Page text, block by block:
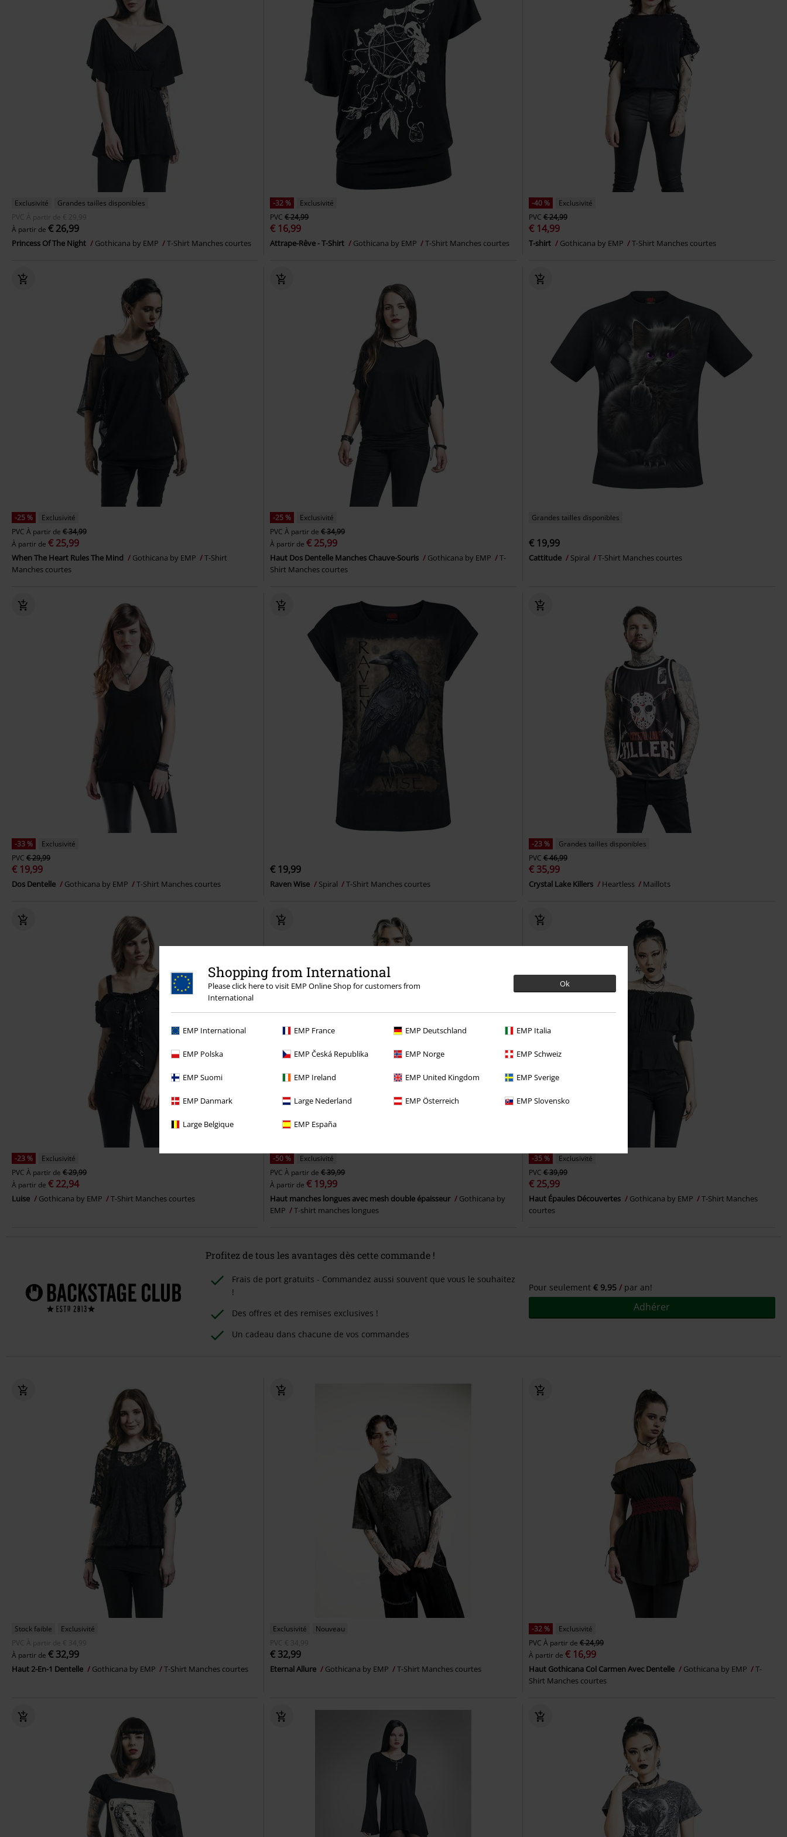
Shopping from International
Please click here to visit EMP Online Shop for customers from
International
Ok
EMP International EMP France EMP Deutschland EMP Italia
EMP Polska EMP Česká Republika EMP Norge EMP Schweiz
EMP Suomi EMP Ireland EMP United Kingdom EMP Sverige
EMP Danmark Large Nederland EMP Österreich EMP Slovensko
Large Belgique EMP España
Exclusivité
Grandes tailles disponibles
PVC
À partir de € 29,99
À partir de € 26,99
Princess Of The Night Gothicana by EMP T-Shirt Manches courtes
-32 %
Exclusivité
PVC € 24,99
€ 16,99
Attrape-Rêve - T-Shirt Gothicana by EMP T-Shirt Manches courtes
-40 %
Exclusivité
PVC € 24,99
€ 14,99
T-shirt Gothicana by EMP T-Shirt Manches courtes
-25 %
Exclusivité
PVC À partir de € 34,99
À partir de € 25,99
When The Heart Rules The Mind Gothicana by EMP
T-Shirt
Manches courtes
-25 %
Exclusivité
PVC À partir de€ 34,99
À partir de€ 25,99
Haut Dos Dentelle Manches Chauve-Souris Gothicana by EMP
T-
Shirt Manches courtes
Grandes tailles disponibles
€ 19,99
Cattitude Spiral T-Shirt Manches courtes
-33 %
Exclusivité
PVC € 29,99
€ 19,99
Dos Dentelle Gothicana by EMP T-Shirt Manches courtes
€ 19,99
Raven Wise Spiral T-Shirt Manches courtes
-23 %
Grandes tailles disponibles
PVC € 46,99
€ 35,99
Crystal Lake Killers Heartless Maillots
-23 %
Exclusivité
PVC À partir de € 29,99
À partir de € 22,94
Luise Gothicana by EMP T-Shirt Manches courtes
-50 %
Exclusivité
PVC À partir de€ 39,99
À partir de€ 19,99
Haut manches longues avec mesh double épaisseur
Gothicana by
EMP
T-shirt manches longues
-35 %
Exclusivité
PVC € 39,99
€ 25,99
Haut Épaules Découvertes Gothicana by EMP
T-Shirt Manches
courtes
Profitez de tous les avantages dès cette commande !
Frais de port gratuits - Commandez aussi souvent que vous le souhaitez
!
Des offres et des remises exclusives !
Un cadeau dans chacune de vos commandes
Pour seulement € 9,95 par an!
Adhérer
Stock faible
Exclusivité
PVC
À partir de € 34,99
À partir de € 32,99
Haut 2-En-1 Dentelle Gothicana by EMP T-Shirt Manches courtes
Exclusivité
Nouveau
PVC € 34,99
€ 32,99
Eternal Allure Gothicana by EMP T-Shirt Manches courtes
-32 %
Exclusivité
PVC À partir de € 24,99
À partir de € 16,99
Haut Gothicana Col Carmen Avec Dentelle Gothicana by EMP
T-
Shirt Manches courtes